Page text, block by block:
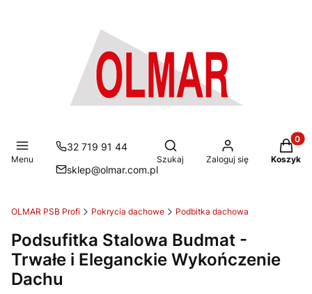
Menu
32 719 91 44
sklep@olmar.com.pl
Otwórz wyszukiwarkę
Szukaj Zaloguj się Koszyk
OLMAR PSB Profi Pokrycia dachowe Podbitka dachowa
Podsufitka Stalowa Budmat -
Trwałe i Eleganckie Wykończenie
Dachu